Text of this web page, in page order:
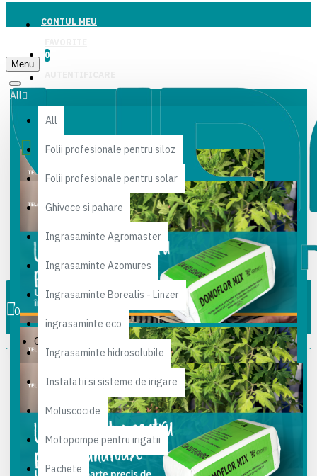
CONTUL MEU
0
Menu
0 produs(e) - 0,00 lei
0
Coșul este gol!
All
All
Folii profesionale pentru siloz
Folii profesionale pentru solar
Ghivece si pahare
Ingrasaminte Agromaster
Ingrasaminte Azomures
Ingrasaminte Borealis - Linzer
ingrasaminte eco
Ingrasaminte hidrosolubile
Instalatii si sisteme de irigare
Moluscocide
Motopompe pentru irigatii
Pachete